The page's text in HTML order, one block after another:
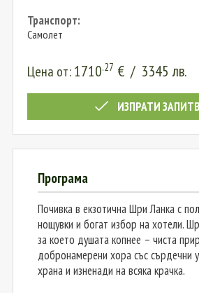
Транспорт:
Самолет
Цена от:1710.27 € / 3345лв.
ИЗПРАТИ
Програма
Почивка в екзотична Шри Ланка с
нощувки и богат избор на хотели.
за което душата копнее – чиста
добронамерени хора със сърдечни
храна и изненади на всяка крачка.